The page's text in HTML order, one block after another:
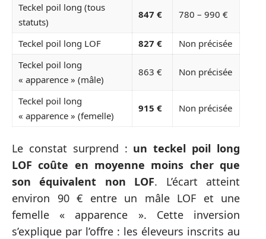
Teckel poil long (tous
statuts)
847 € 780 – 990 €
Teckel poil long LOF 827 €
Non précisée
Teckel poil long
« apparence » (mâle)
863 € Non précisée
Teckel poil long
« apparence » (femelle)
915 € Non précisée
Le constat surprend : un teckel poil long
LOF coûte en moyenne moins cher que
son équivalent non LOF. L’écart atteint
environ 90 € entre un mâle LOF et une
femelle « apparence ». Cette inversion
s’explique par l’offre : les éleveurs inscrits au